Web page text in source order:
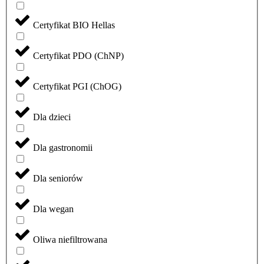
Certyfikat BIO Hellas
Certyfikat PDO (ChNP)
Certyfikat PGI (ChOG)
Dla dzieci
Dla gastronomii
Dla seniorów
Dla wegan
Oliwa niefiltrowana